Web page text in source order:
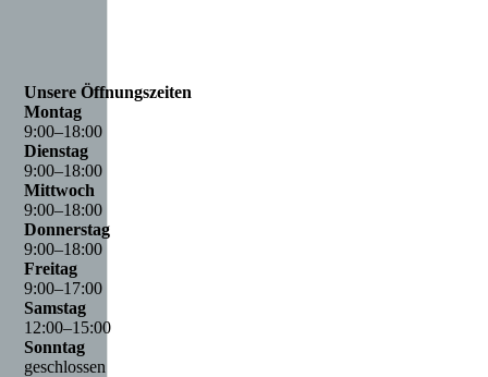
Unsere Öffnungszeiten
Montag
9:00–18:00
Dienstag
9:00–18:00
Mittwoch
9:00–18:00
Donnerstag
9:00–18:00
Freitag
9:00–17:00
Samstag
12:00–15:00
Sonntag
geschlossen